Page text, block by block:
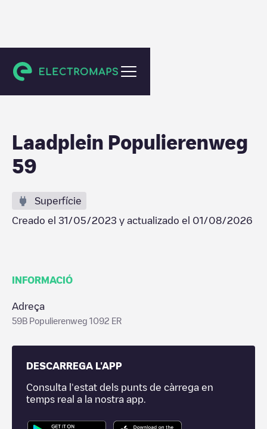
Amsterdam
Laadplein Populierenweg
59
Superfície
Creado el 31/05/2023 y actualizado el 01/08/2026
INFORMACIÓ
Adreça
59B Populierenweg 1092 ER
DESCARREGA L'APP
Consulta l'estat dels punts de càrrega en
temps real a la nostra app.